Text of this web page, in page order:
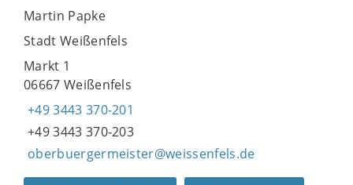
Martin Papke
Stadt Weißenfels
Markt 1
06667 Weißenfels
+49 3443 370-201
+49 3443 370-203
oberbuergermeister@weissenfels.de